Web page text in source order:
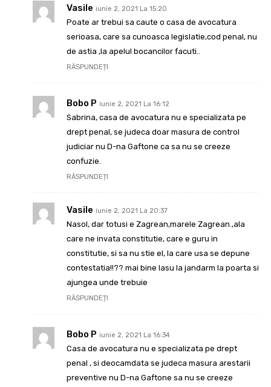
Vasile iunie 2, 2021 La 15:20
Poate ar trebui sa caute o casa de avocatura
serioasa, care sa cunoasca legislatie,cod penal, nu
de astia ,la apelul bocancilor facuti..
RĂSPUNDEȚI
Bobo P iunie 2, 2021 La 16:12
Sabrina, casa de avocatura nu e specializata pe
drept penal, se judeca doar masura de control
judiciar nu D-na Gaftone ca sa nu se creeze
confuzie.
RĂSPUNDEȚI
Vasile iunie 2, 2021 La 20:37
Nasol, dar totusi e Zagrean,marele Zagrean.,ala
care ne invata constitutie, care e guru in
constitutie, si sa nu stie el, la care usa se depune
contestatia!!?? mai bine lasu la jandarm la poarta si
ajungea unde trebuie
RĂSPUNDEȚI
Bobo P iunie 2, 2021 La 16:34
Casa de avocatura nu e specializata pe drept
penal , si deocamdata se judeca masura arestarii
preventive nu D-na Gaftone sa nu se creeze